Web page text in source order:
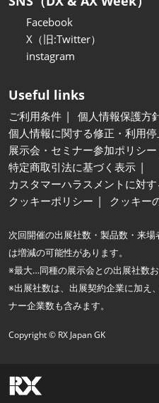
Facebook
X（旧:Twitter）
instagram
Useful links
ご利用条件
個人情報保護方
個人情報に関する修正・利用
展示会・セミナー参加ポリシー
特定商取引法に基づく表示
カスタマーハラスメントに対
クッキーポリシー
クッキー
次回開催の出展社数・製品数・来
は増減の可能性があります。
※最大…同種の展示会との出展社数お
※出展社数は、出展契約企業に加え
ナー企業数も含みます。
Copyright © RX Japan GK